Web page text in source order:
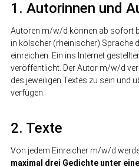
1. Autorinnen und
Autoren m/w/d können ab sofort
in kölscher (rheinischer) Sprache
einreichen. Ein ins Internet
veröffentlicht. Der Autor m/w/d
des jeweiligen Textes zu sein und
verfügen.
2. Texte
Von jedem Einreicher m/w/d
maximal drei Gedichte unter